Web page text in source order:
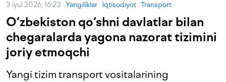
3 iyul 2026, 16:23 Yangiliklar Iqtisodiyot Transport
O‘zbekiston qo‘shni davlatlar bilan
chegaralarda yagona nazorat tizimini
joriy etmoqchi
Yangi tizim transport vositalarining